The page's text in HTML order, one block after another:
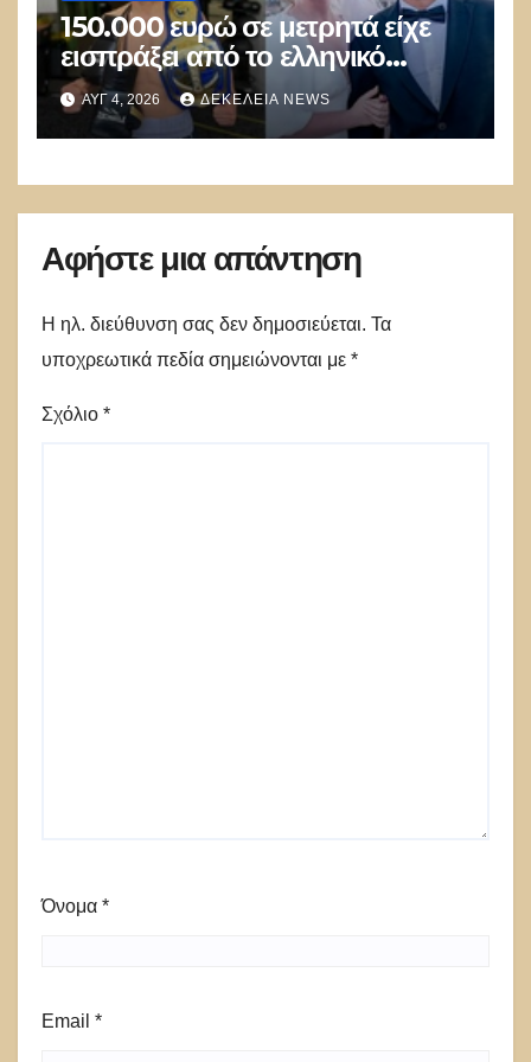
150.000 ευρώ σε μετρητά είχε
εισπράξει από το ελληνικό
δημόσιο μέσω επιδομάτων ο
26χρονος Αφγανός μακελάρης!
ΑΥΓ 4, 2026 ΔΕΚΈΛΕΙΑ NEWS
Αφήστε μια απάντηση
Η ηλ. διεύθυνση σας δεν δημοσιεύεται. Τα
υποχρεωτικά πεδία σημειώνονται με *
Σχόλιο *
Όνομα *
Email *